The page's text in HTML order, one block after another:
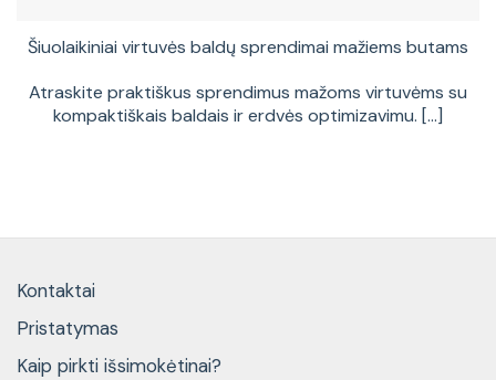
Šiuolaikiniai virtuvės baldų sprendimai mažiems butams
Atraskite praktiškus sprendimus mažoms virtuvėms su
kompaktiškais baldais ir erdvės optimizavimu. [...]
Kontaktai
Pristatymas
Kaip pirkti išsimokėtinai?